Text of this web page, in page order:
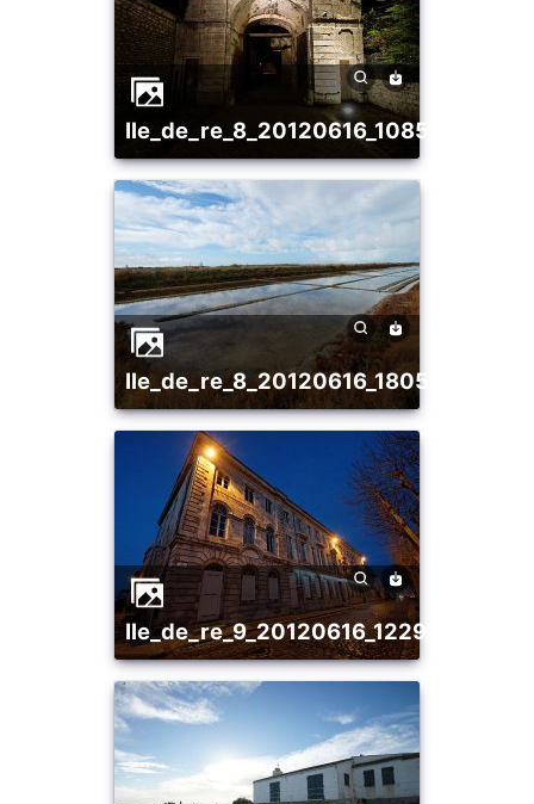
ile_de_re_8_20120616_1085628589
ile_de_re_8_20120616_1805177336
ile_de_re_9_20120616_1229106354